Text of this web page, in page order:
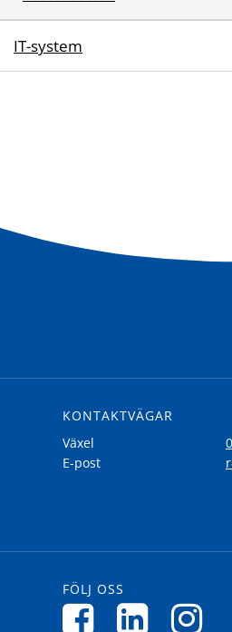
IT-system
KONTAKTVÄGAR
Växel
E-post
FÖLJ OSS